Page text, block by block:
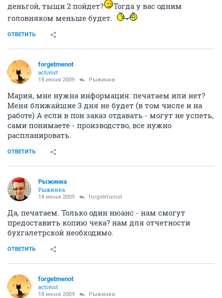
деньгой, тыщи 2 пойдет?
Тогда у вас одним
головняком меньше будет.
ОТВЕТИТЬ
forgetmenot
activist
18 июня 2009 Рыжинка
Мария, мне нужна информация: печатаем или нет?
Меня ближайшие 3 дня не будет (в том числе и на
работе) А если в пон заказ отдавать - могут не успеть,
сами понимаете - производство, все нужно
распланировать.
ОТВЕТИТЬ
Рыжинка
Рыжинка
18 июня 2009 forgetmenot
Да, печатаем. Только один нюанс - нам смогут
предоставить копию чека? нам для отчетности
бухгалетрской необходимо.
ОТВЕТИТЬ
forgetmenot
activist
18 июня 2009 Рыжинка